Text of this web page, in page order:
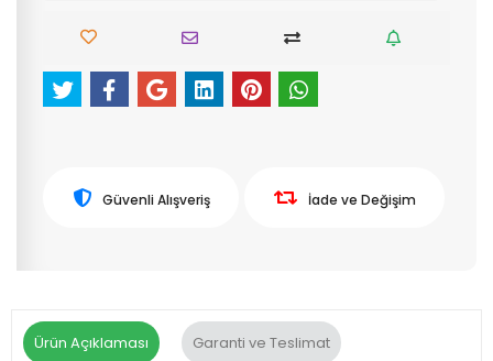
Güvenli Alışveriş İade ve Değişim
Ürün Açıklaması Garanti ve Teslimat